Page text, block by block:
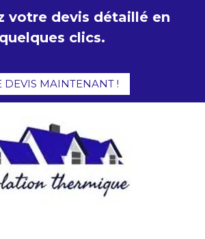
votre devis détaillé en
quelques clics.
DEVIS MAINTENANT !